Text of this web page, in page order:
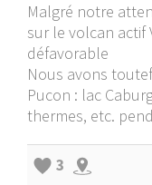
Malgré notre
sur le volcan actif
défavorable
Nous avons
Pucon : lac
thermes, etc.
3